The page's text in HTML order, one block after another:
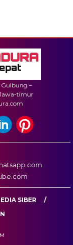
Gulbung –
timur
SIBER